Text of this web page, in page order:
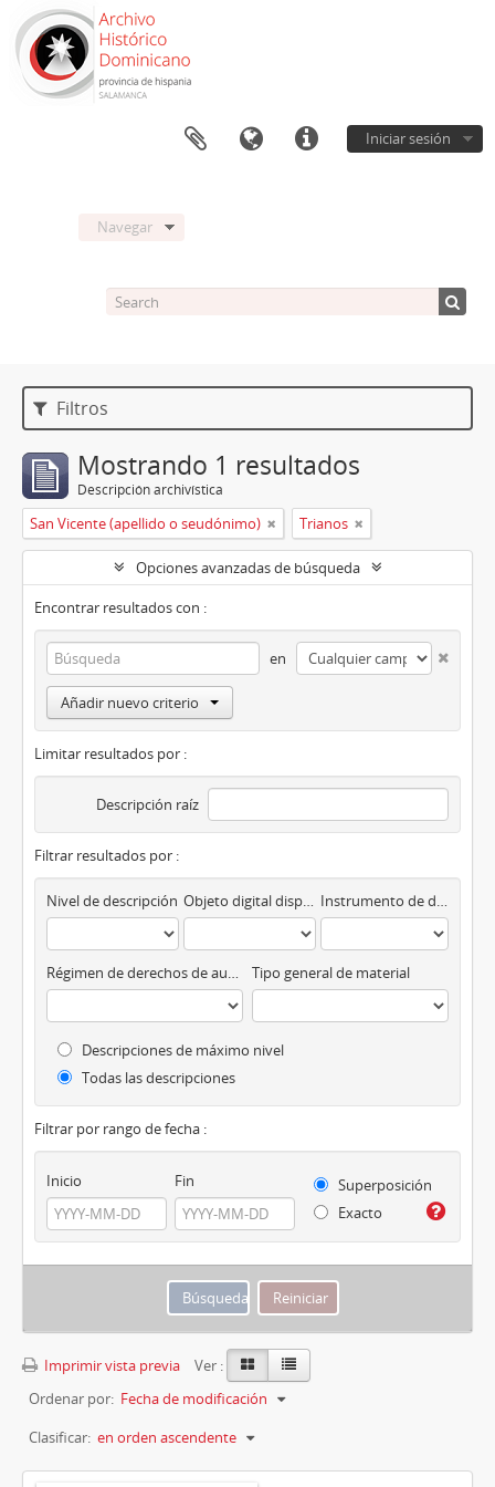
Iniciar sesión
Navegar
Filtros
Mostrando 1 resultados
Descripción archivística
San Vicente (apellido o seudónimo) Trianos
Opciones avanzadas de búsqueda
Encontrar resultados con :
en
Añadir nuevo criterio
Limitar resultados por :
Descripción raíz
Filtrar resultados por :
Nivel de descripción Objeto digital disponibles Instrumento de descripción
Régimen de derechos de autor Tipo general de material
Descripciones de máximo nivel
Todas las descripciones
Filtrar por rango de fecha :
Inicio Fin
Superposición
Exacto
Imprimir vista previa
Ver :
Ordenar por: Fecha de modificación
Clasificar: en orden ascendente